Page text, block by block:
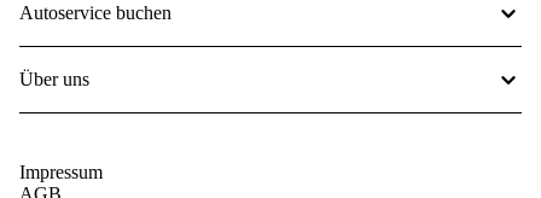
Autoservice buchen
Über uns
Impressum
AGB